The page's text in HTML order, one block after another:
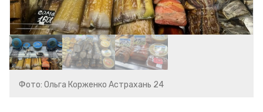
Фото: Ольга Корженко Астрахань 24